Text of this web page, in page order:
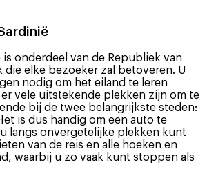
is onderdeel van de Republiek van
die elke bezoeker zal betoveren. U
nodig om het eiland te leren
er vele uitstekende plekken zijn om te
bij de twee belangrijkste steden:
is dus handig om een auto te
langs onvergetelijke plekken kunt
van de reis en alle hoeken en
waarbij u zo vaak kunt stoppen als